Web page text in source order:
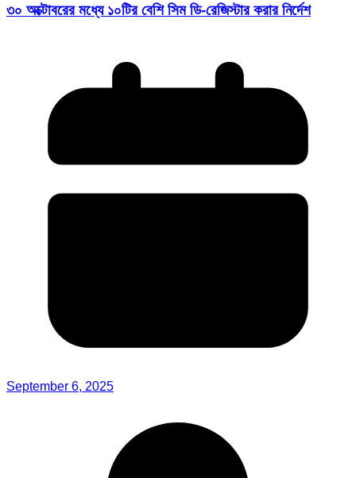
৩০ অক্টোবরের মধ্যে ১০টির বেশি সিম ডি-রেজিস্টার করার নির্দেশ
September 6, 2025